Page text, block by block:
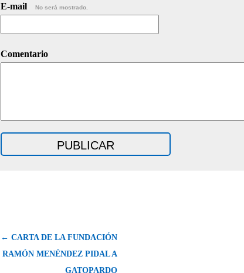
E-mail No será mostrado.
Comentario
← CARTA DE LA FUNDACIÓN
RAMÓN MENÉNDEZ PIDAL A
GATOPARDO